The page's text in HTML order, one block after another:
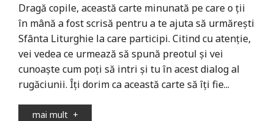
Dragă copile, această carte minunată pe care o ții
în mână a fost scrisă pentru a te ajuta să urmărești
Sfânta Liturghie la care participi. Citind cu atenție,
vei vedea ce urmează să spună preotul și vei
cunoaște cum poți să intri și tu în acest dialog al
rugăciunii. Îți dorim ca această carte să îţi fie...
mai mult +